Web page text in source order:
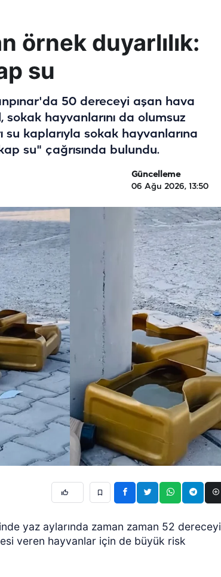
örnek duyarlılık:
su
50 dereceyi aşan hava
sokak hayvanlarını da olumsuz
su kaplarıyla sokak hayvanlarına
su" çağrısında bulundu.
Güncelleme
06 Ağu 2026, 13:50
yaz aylarında zaman zaman 52 dereceyi
veren hayvanlar için de büyük risk